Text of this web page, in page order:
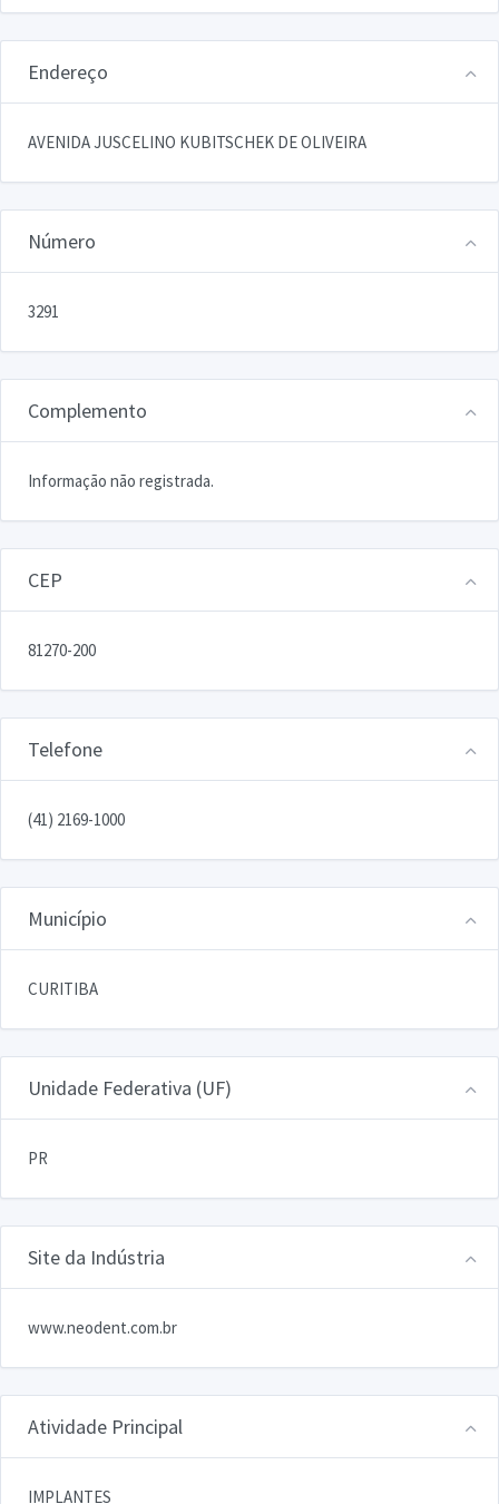
Endereço
AVENIDA JUSCELINO KUBITSCHEK DE OLIVEIRA
Número
3291
Complemento
Informação não registrada.
CEP
81270-200
Telefone
(41) 2169-1000
Município
CURITIBA
Unidade Federativa (UF)
PR
Site da Indústria
www.neodent.com.br
Atividade Principal
IMPLANTES